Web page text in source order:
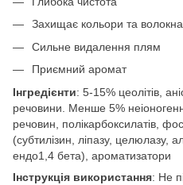
Захищає кольори та волокна
Сильне видалення плям
Приємний аромат
Інгредієнти: 5-15% цеолітів,
речовини. Менше 5%
речовин, полікарбоксилатів,
(субтилізин, ліпазу, целюлазу,
ендо1,4 бета), ароматизатори
Інструкція використання: Не